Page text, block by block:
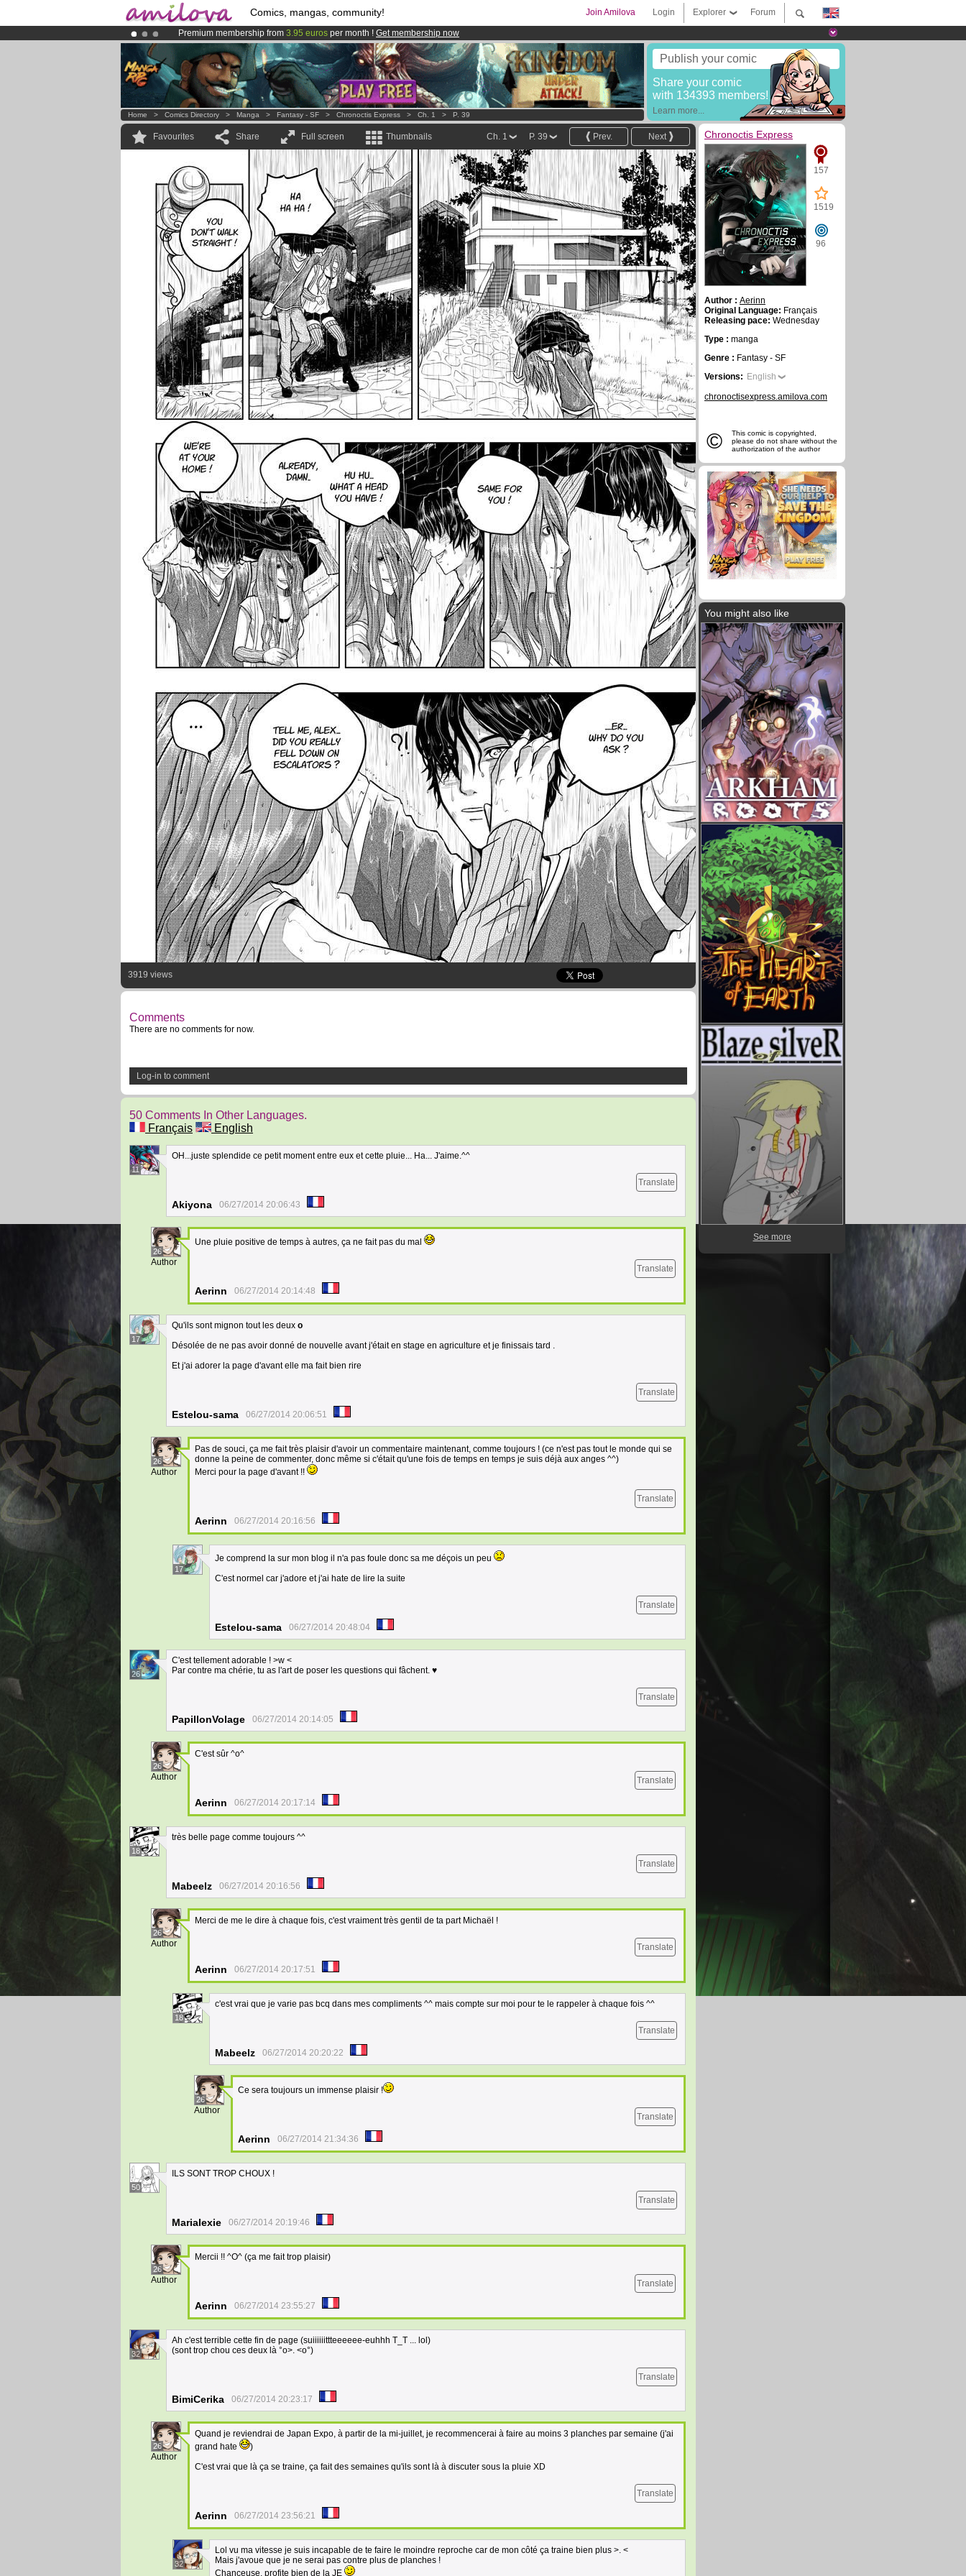
Comics, mangas, community! Forum
Explorer
Login
Join Amilova
Premium membership from 3.95 euros per month ! Get membership now
AmilovaKickstarter is now LIVE!.
Already 100000membersand 1000 comics & mangas!.
Publish your comic
Share your comic
with 134393 members!
Learn more...
Home > Comics Directory > Manga > Fantasy - SF > Chronoctis Express > Ch. 1 > P. 39
Favourites Share Full screen Thumbnails Next
Prev.
P. 39
Ch. 1
3919 views
Comments
There are no comments for now.
Log-in to comment
50 Comments In Other Languages.
Français
English
11
OH...juste splendide ce petit moment entre eux et cette pluie... Ha... J'aime.^^
Translate
Akiyona 06/27/2014 20:06:43
26
Author
Une pluie positive de temps à autres, ça ne fait pas du mal
Translate
Aerinn 06/27/2014 20:14:48
17
Qu'ils sont mignon tout les deux o
Désolée de ne pas avoir donné de nouvelle avant j'était en stage en agriculture et je finissais tard .
Et j'ai adorer la page d'avant elle ma fait bien rire
Translate
Estelou-sama 06/27/2014 20:06:51
26
Author
Pas de souci, ça me fait très plaisir d'avoir un commentaire maintenant, comme toujours ! (ce n'est pas tout le monde qui se
donne la peine de commenter, donc même si c'était qu'une fois de temps en temps je suis déjà aux anges ^^)
Merci pour la page d'avant !!
Translate
Aerinn 06/27/2014 20:16:56
17
Je comprend la sur mon blog il n'a pas foule donc sa me déçois un peu
C'est normel car j'adore et j'ai hate de lire la suite
Translate
Estelou-sama 06/27/2014 20:48:04
26
C'est tellement adorable ! >w <
Par contre ma chérie, tu as l'art de poser les questions qui fâchent. ♥
Translate
PapillonVolage 06/27/2014 20:14:05
26
Author
C'est sûr ^o^
Translate
Aerinn 06/27/2014 20:17:14
18
très belle page comme toujours ^^
Translate
Mabeelz 06/27/2014 20:16:56
26
Author
Merci de me le dire à chaque fois, c'est vraiment très gentil de ta part Michaël !
Translate
Aerinn 06/27/2014 20:17:51
18
c'est vrai que je varie pas bcq dans mes compliments ^^ mais compte sur moi pour te le rappeler à chaque fois ^^
Translate
Mabeelz 06/27/2014 20:20:22
26
Author
Ce sera toujours un immense plaisir !
Translate
Aerinn 06/27/2014 21:34:36
50
ILS SONT TROP CHOUX !
Translate
Marialexie 06/27/2014 20:19:46
26
Author
Mercii !! ^O^ (ça me fait trop plaisir)
Translate
Aerinn 06/27/2014 23:55:27
32
Ah c'est terrible cette fin de page (suiiiiiittteeeeee-euhhh T_T ... lol)
(sont trop chou ces deux là °o>. <o°)
Translate
BimiCerika 06/27/2014 20:23:17
26
Author
Quand je reviendrai de Japan Expo, à partir de la mi-juillet, je recommencerai à faire au moins 3 planches par semaine (j'ai
grand hate
)
C'est vrai que là ça se traine, ça fait des semaines qu'ils sont là à discuter sous la pluie XD
Translate
Aerinn 06/27/2014 23:56:21
32
Lol vu ma vitesse je suis incapable de te faire le moindre reproche car de mon côté ça traine bien plus >. <
Mais j'avoue que je ne serai pas contre plus de planches !
Chanceuse, profite bien de la JE
Chronoctis Express
157
1519
96
Author : Aerinn
Original Language: Français
Releasing pace: Wednesday
Type : manga
Genre : Fantasy - SF
Versions: English
chronoctisexpress.amilova.com
©
This comic is copyrighted,
please do not share without the
authorization of the author
You might also like
See more